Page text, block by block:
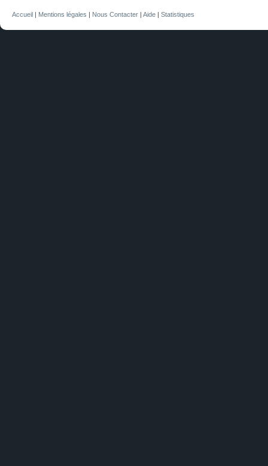
Accueil Mentions légales Nous Contacter Aide Statistiques